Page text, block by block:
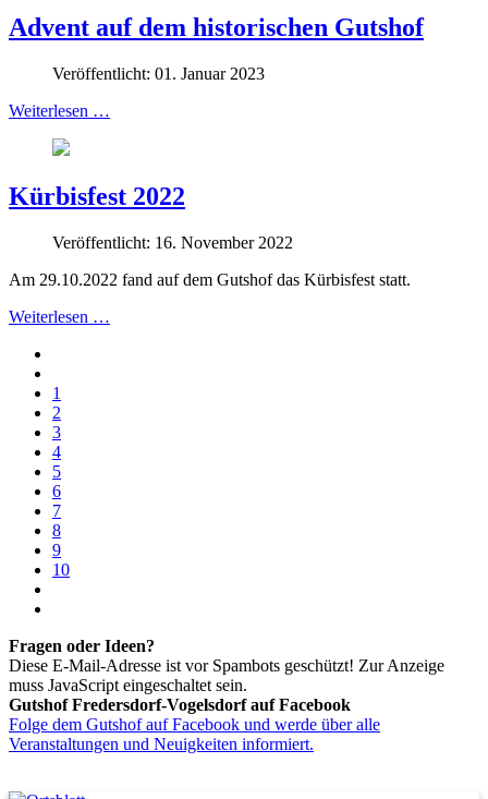
Advent auf dem historischen Gutshof
Veröffentlicht: 01. Januar 2023
Weiterlesen …
Kürbisfest 2022
Veröffentlicht: 16. November 2022
Am 29.10.2022 fand auf dem Gutshof das Kürbisfest statt.
Weiterlesen …
1
2
3
4
5
6
7
8
9
10
Fragen oder Ideen?
Diese E-Mail-Adresse ist vor Spambots geschützt! Zur Anzeige
muss JavaScript eingeschaltet sein.
Gutshof Fredersdorf-Vogelsdorf auf Facebook
Folge dem Gutshof auf Facebook und werde über alle
Veranstaltungen und Neuigkeiten informiert.